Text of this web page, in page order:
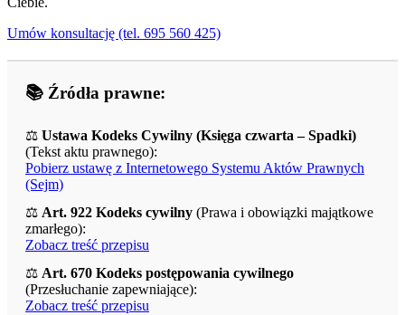
Umów konsultację (tel. 695 560 425)
📚 Źródła prawne:
⚖️ Ustawa Kodeks Cywilny (Księga czwarta – Spadki)
(Tekst aktu prawnego):
Pobierz ustawę z Internetowego Systemu Aktów Prawnych
(Sejm)
⚖️ Art. 922 Kodeks cywilny (Prawa i obowiązki majątkowe
zmarłego):
Zobacz treść przepisu
⚖️ Art. 670 Kodeks postępowania cywilnego
(Przesłuchanie zapewniające):
Zobacz treść przepisu